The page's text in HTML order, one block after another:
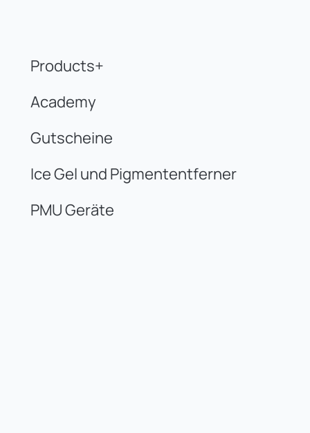
Products+
Academy
Gutscheine
Ice Gel und Pigmententferner
PMU Geräte